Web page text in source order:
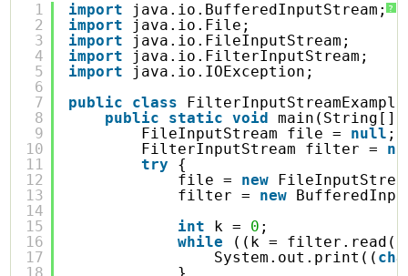
?
1
2
3
4
5
6
7
8
9
10
11
12
13
14
15
16
17
import
java.io.BufferedInputStream;
import
java.io.File;
import
java.io.FileInputStream;
import
java.io.FilterInputStream;
import
java.io.IOException;
public
class
public
static void
main(String[]
FileInputStream file = null ;
FilterInputStream filter =
try
{
file = new
filter = new
int
k = 0 ;
while
((k =
System.out.print((